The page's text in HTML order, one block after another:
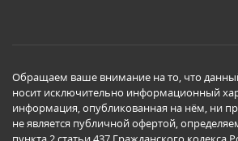
Обращаем ваше внимание на то, что
носит исключительно информационный
информация, опубликованная на нём, ни
не является публичной офертой,